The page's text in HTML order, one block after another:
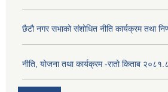
छैटौ नगर सभाको संशोधित नीति कार्यक्रम तथा
नीति, योजना तथा कार्यक्रम -रातो किताब